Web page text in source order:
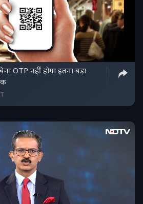
OTP नहीं होगा इतना बड़ा